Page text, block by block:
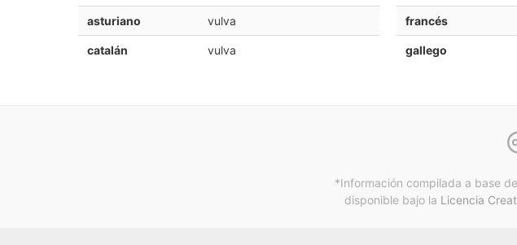
asturiano vulva
catalán vulva
francés
gallego
*Información compilada a base
disponible bajo la Licencia